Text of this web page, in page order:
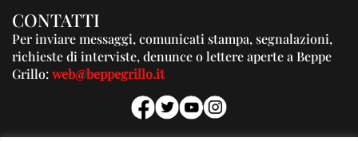
CONTATTI
Per inviare messaggi, comunicati stampa, segnalazioni,
richieste di interviste, denunce o lettere aperte a Beppe
Grillo:web@beppegrillo.it